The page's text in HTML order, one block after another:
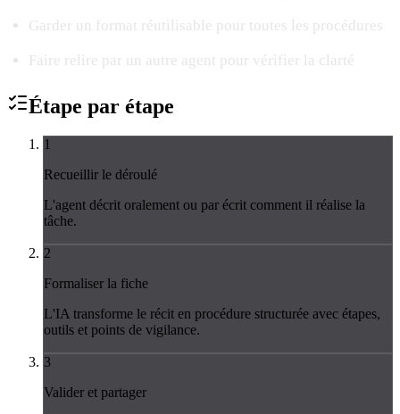
Garder un format réutilisable pour toutes les procédures
Faire relire par un autre agent pour vérifier la clarté
Étape par étape
1
Recueillir le déroulé
L'agent décrit oralement ou par écrit comment il réalise la
tâche.
2
Formaliser la fiche
L'IA transforme le récit en procédure structurée avec étapes,
outils et points de vigilance.
3
Valider et partager